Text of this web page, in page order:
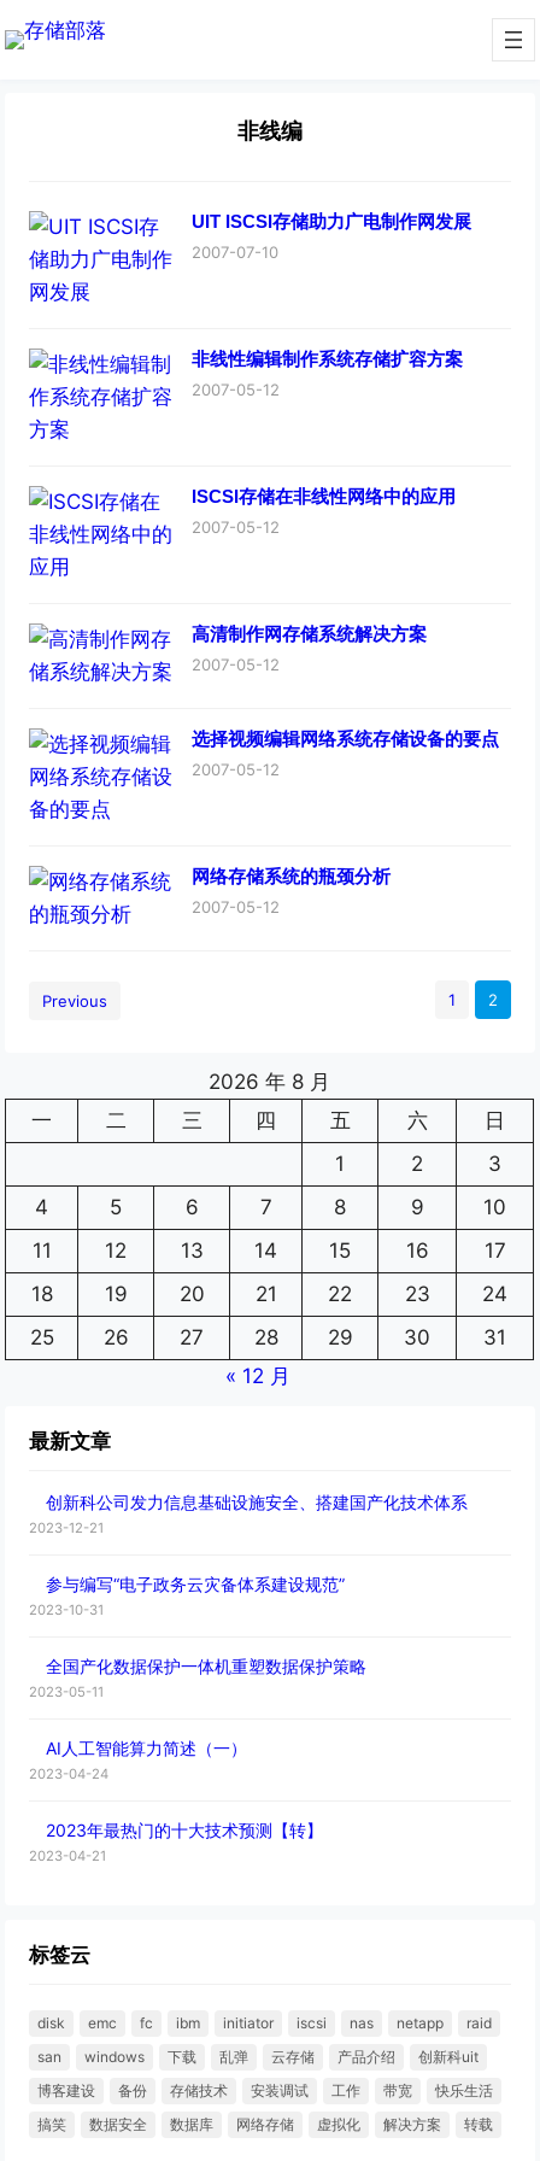
非线编
UIT ISCSI存储助力广电制作网发展
2007-07-10
非线性编辑制作系统存储扩容方案
2007-05-12
ISCSI存储在非线性网络中的应用
2007-05-12
高清制作网存储系统解决方案
2007-05-12
选择视频编辑网络系统存储设备的要点
2007-05-12
网络存储系统的瓶颈分析
2007-05-12
Previous 1 2
2026 年 8 月
一
二 三 四 五 六
日
1
2
3
4
5 6 7 8 9
10
11
12 13 14 15 16
17
18
19 20 21 22 23
24
25
26 27 28 29 30
31
« 12 月
最新文章
创新科公司发力信息基础设施安全、搭建国产化技术体系
2023-12-21
参与编写“电子政务云灾备体系建设规范”
2023-10-31
全国产化数据保护一体机重塑数据保护策略
2023-05-11
AI人工智能算力简述（一）
2023-04-24
2023年最热门的十大技术预测【转】
2023-04-21
标签云
disk emc fc ibm initiator iscsi nas netapp
raid
san
windows 下载 乱弹 云存储 产品介绍
创新科uit
博客建设
备份 存储技术 安装调试 工作 带宽
快乐生活
搞笑
数据安全 数据库 网络存储 虚拟化 解决方案 转载